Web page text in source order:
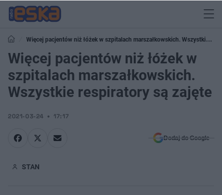
Więcej pacjentów niż łóżek w szpitalach marszałkowskich. Wszystkie
respiratory są zajęte
Więcej pacjentów niż łóżek w
szpitalach marszałkowskich.
Wszystkie respiratory są zajęte
2021-03-24 17:17
Dodaj do Google
STAN